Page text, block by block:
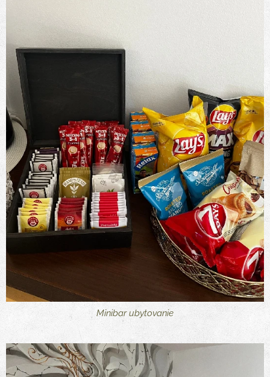
Minibar ubytovanie